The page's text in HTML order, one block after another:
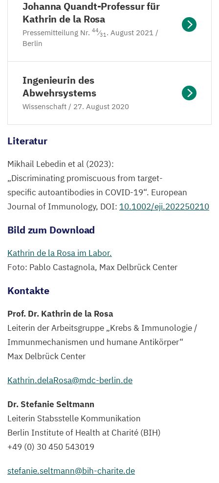
Johanna Quandt-Professur für
Kathrin de la Rosa
Pressemitteilung Nr. 44⁄31 . August 2021 /
Berlin
Ingenieurin des
Abwehrsystems
Wissenschaft / 27. August 2020
Literatur
Mikhail Lebedin et al (2023):
„Discriminating promiscuous from target-
specific autoantibodies in COVID-19“. European
Journal of Immunology, DOI: 10.1002/eji.202250210
Bild zum Download
Kathrin de la Rosa im Labor.
Foto: Pablo Castagnola, Max Delbrück Center
Kontakte
Prof. Dr. Kathrin de la Rosa
Leiterin der Arbeitsgruppe „Krebs & Immunologie /
Immunmechanismen und humane Antikörper“
Max Delbrück Center
Kathrin.​delaRosa@​mdc-​berlin.​de
Dr. Stefanie Seltmann
Leiterin Stabsstelle Kommunikation
Berlin Institute of Health at Charité (BIH)
+49 (0) 30450 543019
stefanie.​seltmann@​bih-​charite.​de